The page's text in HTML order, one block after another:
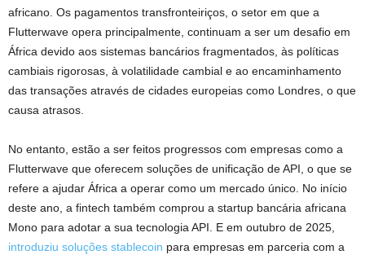
africano. Os pagamentos transfronteiriços, o setor em que a
Flutterwave opera principalmente, continuam a ser um desafio em
África devido aos sistemas bancários fragmentados, às políticas
cambiais rigorosas, à volatilidade cambial e ao encaminhamento
das transações através de cidades europeias como Londres, o que
causa atrasos.
No entanto, estão a ser feitos progressos com empresas como a
Flutterwave que oferecem soluções de unificação de API, o que se
refere a ajudar África a operar como um mercado único. No início
deste ano, a fintech também comprou a startup bancária africana
Mono para adotar a sua tecnologia API. E em outubro de 2025,
introduziu soluções stablecoin para empresas em parceria com a